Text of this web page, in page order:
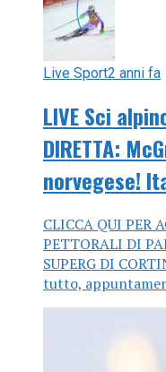
Live Sport2 anni fa
LIVE Sci
DIRETTA:
norvegese!
CLICCA QUI PER
PETTORALI DI
SUPERG DI
tutto,